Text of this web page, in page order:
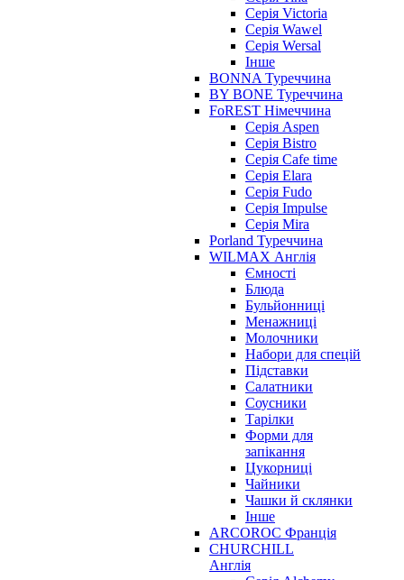
Серія Victoria
Серія Wawel
Серія Wersal
Інше
BONNA Туреччина
BY BONE Туреччина
FoREST Німеччина
Серія Aspen
Серія Bistro
Серія Cafe time
Серія Elara
Серія Fudo
Серія Impulse
Серія Mira
Porland Туреччина
WILMAX Англія
Ємності
Блюда
Бульйонниці
Менажниці
Молочники
Набори для спецій
Підставки
Салатники
Соусники
Тарілки
Форми для
запікання
Цукорниці
Чайники
Чашки й склянки
Інше
ARCOROC Франція
CHURCHILL
Англія